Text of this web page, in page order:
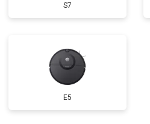
S7
E5